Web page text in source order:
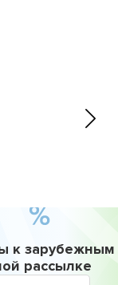
к зарубежным
рассылке